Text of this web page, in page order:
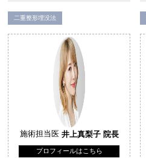
二重整形埋没法
施術担当医 井上真梨子 院長
プロフィールはこちら